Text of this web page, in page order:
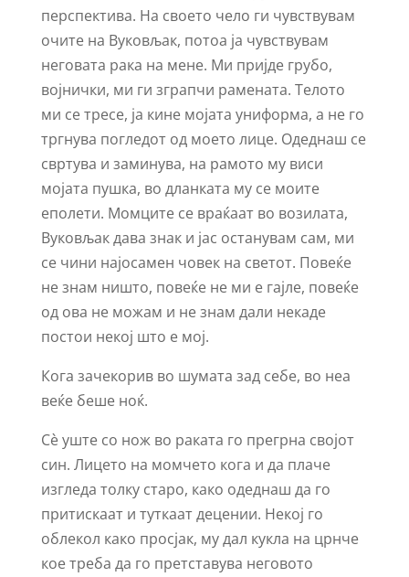
перспектива. На своето чело ги чувствувам
очите на Вуковљак, потоа ја чувствувам
неговата рака на мене. Ми пријде грубо,
војнички, ми ги зграпчи рамената. Телото
ми се тресе, ја кине мојата униформа, а не го
тргнува погледот од моето лице. Одеднаш се
свртува и заминува, на рамото му виси
мојата пушка, во дланката му се моите
еполети. Момците се враќаат во возилата,
Вуковљак дава знак и јас останувам сам, ми
се чини најосамен човек на светот. Повеќе
не знам ништо, повеќе не ми е гајле, повеќе
од ова не можам и не знам дали некаде
постои некој што е мој.
Кога зачекорив во шумата зад себе, во неа
веќе беше ноќ.
Сѐ уште со нож во раката го прегрна својот
син. Лицето на момчето кога и да плаче
изгледа толку старо, како одеднаш да го
притискаат и туткаат децении. Некој го
облекол како просјак, му дал кукла на црнче
кое треба да го претставува неговото